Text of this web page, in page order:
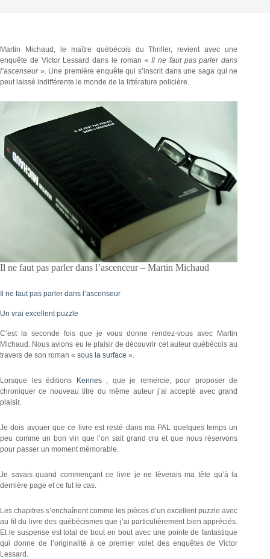
Martin Michaud, le maître québécois du Thriller, revient avec une
enquête de Victor Lessard dans le roman « Il ne faut pas parler dans
l’ascenseur ». Une première enquête qui s’inscrit dans une saga qui ne
peut laissé indifférente le monde de la littérature policière.
Il ne faut pas parler dans l’ascenceur – Martin Michaud
Il ne faut pas parler dans l’ascenseur
Un vrai excellent puzzle
C’est la seconde fois que je vous donne rendez-vous avec Martin
Michaud. Nous avions eu le plaisir de découvrir cet auteur québécois au
travers de son roman « sous la surface ».
Lorsque les éditions Kennes, que je remercie, pour proposer de
chroniquer ce nouveau titre du même auteur j’ai accepté avec grand
plaisir.
Je dois avouer que ce livre est resté dans ma PAL quelques temps un
peu comme un bon vin que l’on sait grand cru et que nous réservons
pour passer un moment mémorable.
Je savais quand commençant ce livre je ne lèverais ma tête qu’à la
dernière page et ce fut le cas.
Les chapitres s’enchaînent comme les pièces d’un excellent puzzle avec
au fil du livre des québécismes que j’ai particulièrement bien appréciés.
Et le suspense est total de bout en bout avec une pointe de fantastique
qui donne de l’originalité à ce premier volet des enquêtes de Victor
Lessard.